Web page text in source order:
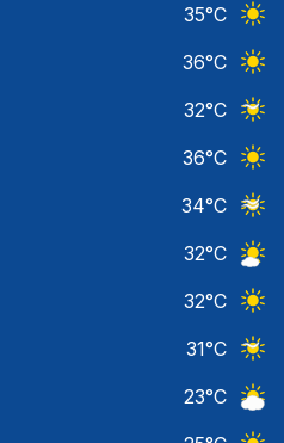
35°C
36°C
32°C
36°C
34°C
32°C
32°C
31°C
23°C